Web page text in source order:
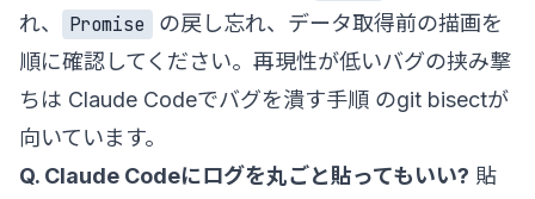
れ、
Promise
の戻し忘れ、データ取得前の描画を
順に確認してください。再現性が低いバグの挟み撃
ちは Claude Codeでバグを潰す手順 のgit bisectが
向いています。
Q. Claude Codeにログを丸ごと貼ってもいい? 貼